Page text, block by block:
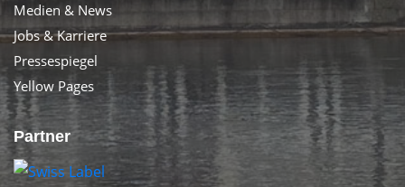
Medien & News
Jobs & Karriere
Pressespiegel
Yellow Pages
Partner